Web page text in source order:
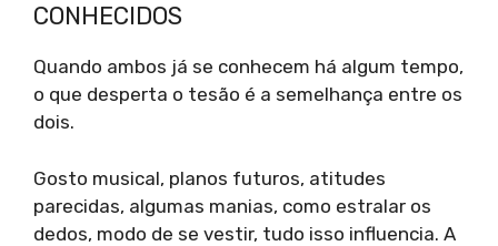
CONHECIDOS
Quando ambos já se conhecem há algum tempo,
o que desperta o tesão é a semelhança entre os
dois.
Gosto musical, planos futuros, atitudes
parecidas, algumas manias, como estralar os
dedos, modo de se vestir, tudo isso influencia. A